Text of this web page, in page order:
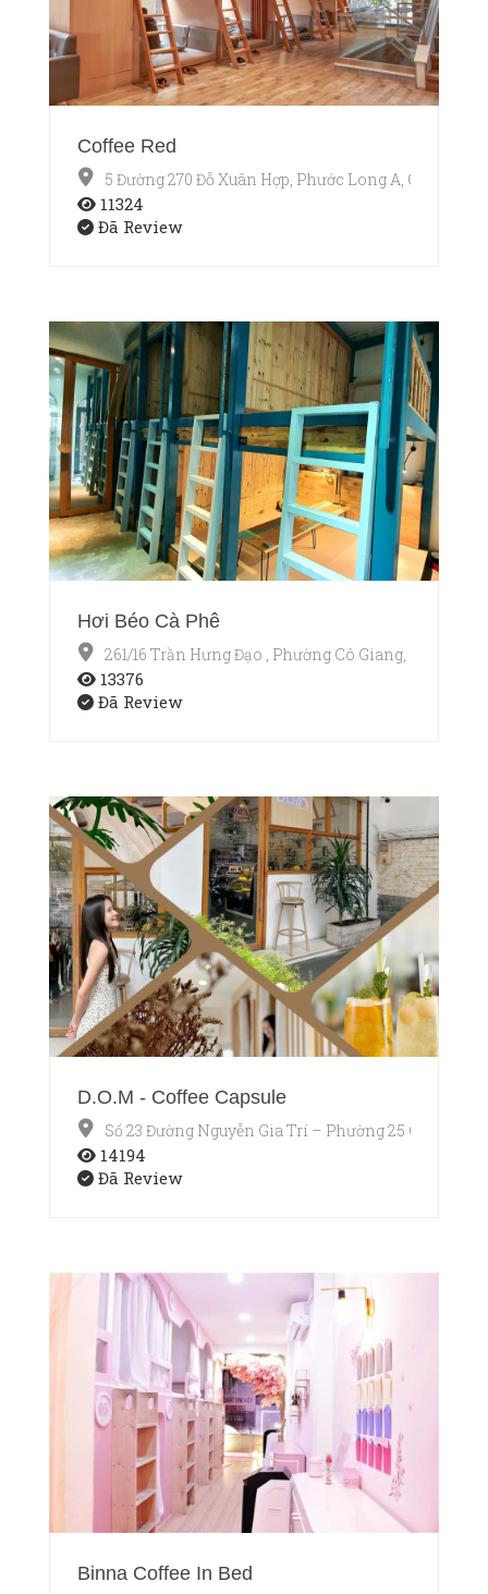
Coffee Red
5 Đường 270 Đỗ Xuân Hợp, Phước Long A, Q9
11324
Đã Review
Hơi Béo Cà Phê
261/16 Trần Hưng Đạo , Phường Cô Giang, Quận 1,
13376
Đã Review
D.O.M - Coffee Capsule
Số 23 Đường Nguyễn Gia Trí – Phường 25 Quận
14194
Đã Review
Binna Coffee In Bed